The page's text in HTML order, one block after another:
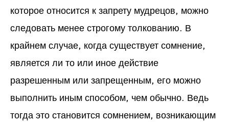
которое относится к запрету мудрецов, можно
следовать менее строгому толкованию. В
крайнем случае, когда существует сомнение,
является ли то или иное действие
разрешенным или запрещенным, его можно
выполнить иным способом, чем обычно. Ведь
тогда это становится сомнением, возникающим